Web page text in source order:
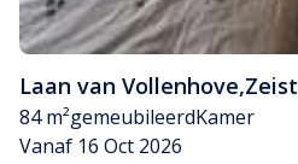
Laan van Vollenhove,Zeist
84 m²gemeubileerdKamer
Vanaf 16 Oct 2026